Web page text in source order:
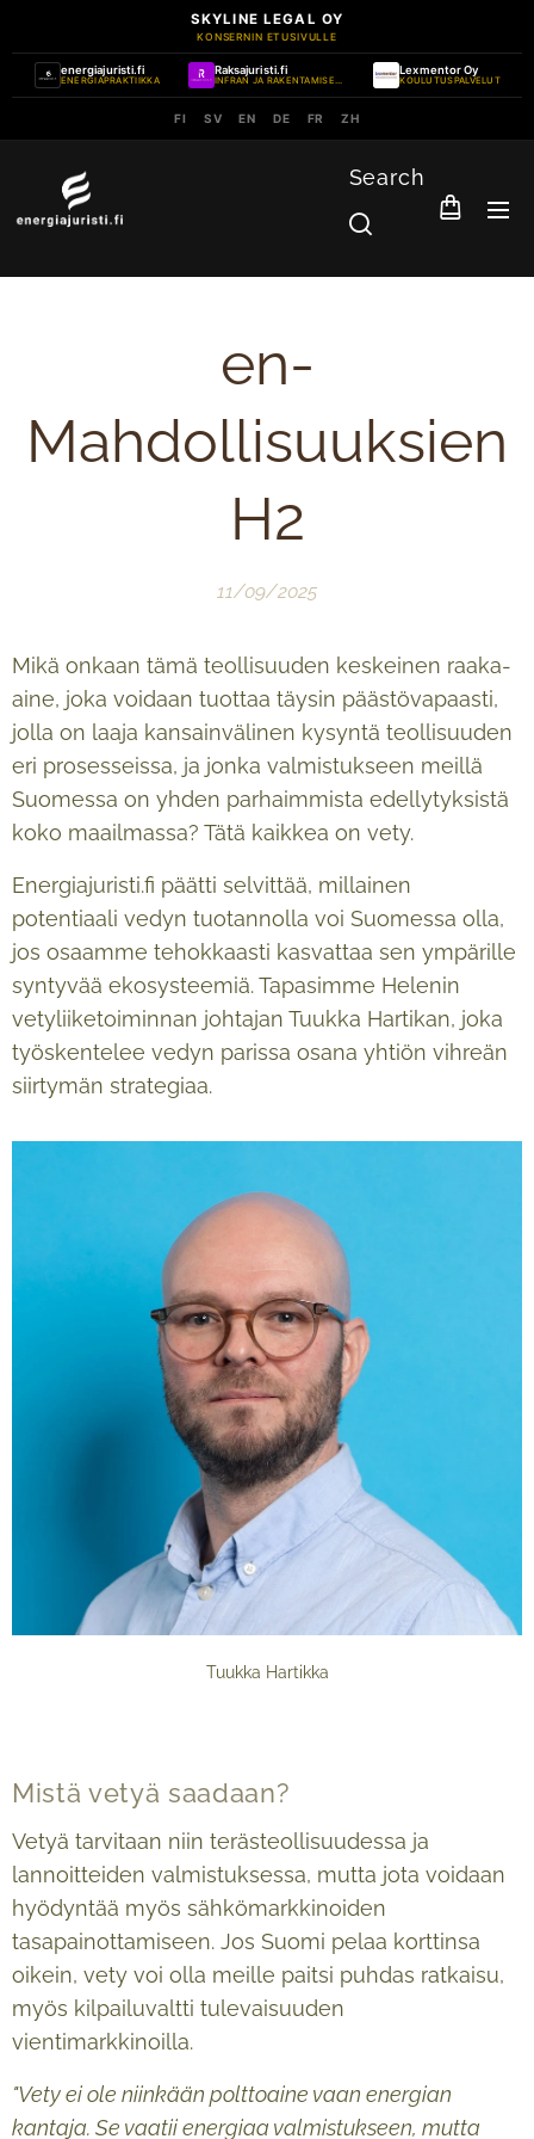
SKYLINE LEGAL OY
KONSERNIN ETUSIVULLE
energiajuristi.fi
ENERGIAPRAKTIIKKA
Raksajuristi.fi
INFRAN JA RAKENTAMISEN PRAKTIIKKA
Lexmentor Oy
KOULUTUSPALVELUT
FI SV EN DE FR ZH
Search
en-
Mahdollisuuksien
H2
11/09/2025
Mikä onkaan tämä teollisuuden keskeinen raaka-
aine, joka voidaan tuottaa täysin päästövapaasti,
jolla on laaja kansainvälinen kysyntä teollisuuden
eri prosesseissa, ja jonka valmistukseen meillä
Suomessa on yhden parhaimmista edellytyksistä
koko maailmassa? Tätä kaikkea on vety.
Energiajuristi.fi päätti selvittää, millainen
potentiaali vedyn tuotannolla voi Suomessa olla,
jos osaamme tehokkaasti kasvattaa sen ympärille
syntyvää ekosysteemiä. Tapasimme Helenin
vetyliiketoiminnan johtajan Tuukka Hartikan, joka
työskentelee vedyn parissa osana yhtiön vihreän
siirtymän strategiaa.
Tuukka Hartikka
Mistä vetyä saadaan?
Vetyä tarvitaan niin terästeollisuudessa ja
lannoitteiden valmistuksessa, mutta jota voidaan
hyödyntää myös sähkömarkkinoiden
tasapainottamiseen. Jos Suomi pelaa korttinsa
oikein, vety voi olla meille paitsi puhdas ratkaisu,
myös kilpailuvaltti tulevaisuuden
vientimarkkinoilla.
"Vety ei ole niinkään polttoaine vaan energian
kantaja. Se vaatii energiaa valmistukseen, mutta